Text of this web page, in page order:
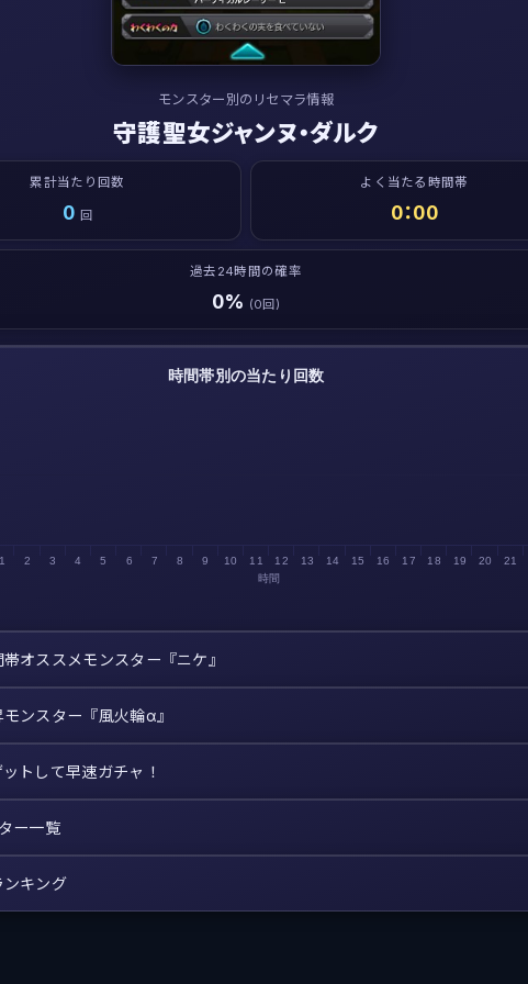
モンスター別のリセマラ情報
守護聖女ジャンヌ・ダルク
累計当たり回数
0 回
よく当たる時間帯
0：00
過去24時間の確率
0% (0回)
時間
時間帯別の当たり回数
2 3 4 5 6 7 8 9 10 11 12 13 14 15 16 17 18 19 20 21
オススメモンスター『ニケ』
ンスター『風火輪α』
トして早速ガチャ！
ー一覧
キング